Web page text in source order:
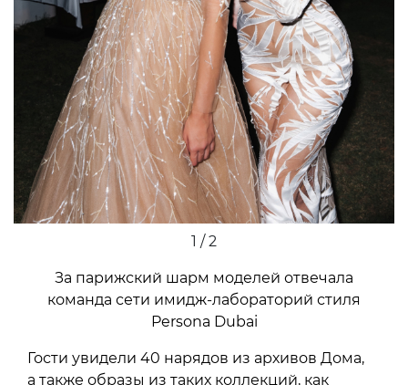
1 / 2
За парижский шарм моделей отвечала
команда сети имидж-лабораторий стиля
Persona Dubai
Гости увидели 40 нарядов из архивов Дома,
а также образы из таких коллекций, как